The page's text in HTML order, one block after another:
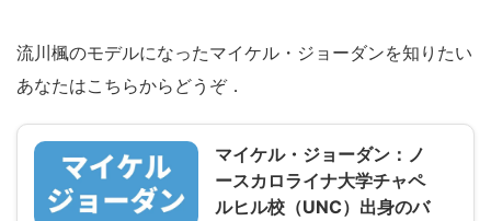
流川楓のモデルになったマイケル・ジョーダンを知りたい
あなたはこちらからどうぞ．
マイケル・ジョーダン：ノ
ースカロライナ大学チャペ
ルヒル校（UNC）出身のバ